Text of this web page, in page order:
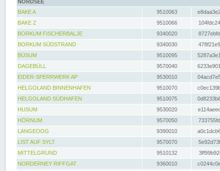
NORDSEE
BAKE A
9510063
BAKE Z
9510066
BORKUM FISCHERBALJE
9340020
BORKUM SÜDSTRAND
9340030
BÜSUM
9510095
DAGEBÜLL
9570040
EIDER-SPERRWERK AP
9530010
HELGOLAND BINNENHAFEN
9510070
HELGOLAND SÜDHAFEN
9510075
HUSUM
9530020
HÖRNUM
9570050
LANGEOOG
9390010
LIST AUF SYLT
9570070
MITTELGRUND
9510132
NORDERNEY RIFFGAT
9360010